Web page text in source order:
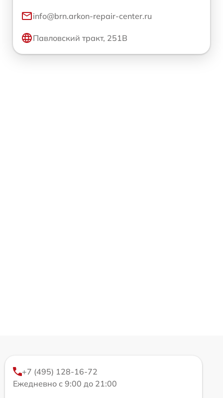
info@brn.arkon-repair-center.ru
Павловский тракт, 251В
+7 (495) 128-16-72
Ежедневно с 9:00 до 21:00